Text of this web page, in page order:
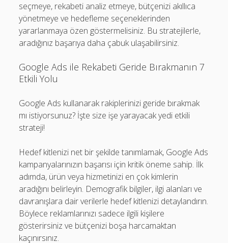
seçmeye, rekabeti analiz etmeye, bütçenizi akıllıca
yönetmeye ve hedefleme seçeneklerinden
yararlanmaya özen göstermelisiniz. Bu stratejilerle,
aradığınız başarıya daha çabuk ulaşabilirsiniz.
Google Ads ile Rekabeti Geride Bırakmanın 7
Etkili Yolu
Google Ads kullanarak rakiplerinizi geride bırakmak
mı istiyorsunuz? İşte size işe yarayacak yedi etkili
strateji!
Hedef kitlenizi net bir şekilde tanımlamak, Google Ads
kampanyalarınızın başarısı için kritik öneme sahip. İlk
adımda, ürün veya hizmetinizi en çok kimlerin
aradığını belirleyin. Demografik bilgiler, ilgi alanları ve
davranışlara dair verilerle hedef kitlenizi detaylandırın.
Böylece reklamlarınızı sadece ilgili kişilere
gösterirsiniz ve bütçenizi boşa harcamaktan
kaçınırsınız.